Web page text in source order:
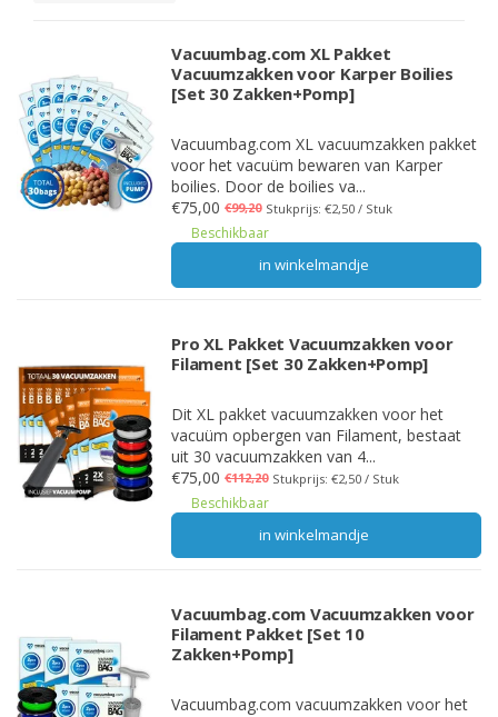
Vacuumbag.com XL Pakket
Vacuumzakken voor Karper Boilies
[Set 30 Zakken+Pomp]
Vacuumbag.com XL vacuumzakken pakket
voor het vacuüm bewaren van Karper
boilies. Door de boilies va...
€75,00 €99,20 Stukprijs: €2,50 / Stuk
Beschikbaar
in winkelmandje
Pro XL Pakket Vacuumzakken voor
Filament [Set 30 Zakken+Pomp]
Dit XL pakket vacuumzakken voor het
vacuüm opbergen van Filament, bestaat
uit 30 vacuumzakken van 4...
€75,00 €112,20 Stukprijs: €2,50 / Stuk
Beschikbaar
in winkelmandje
Vacuumbag.com Vacuumzakken voor
Filament Pakket [Set 10
Zakken+Pomp]
Vacuumbag.com vacuumzakken voor het